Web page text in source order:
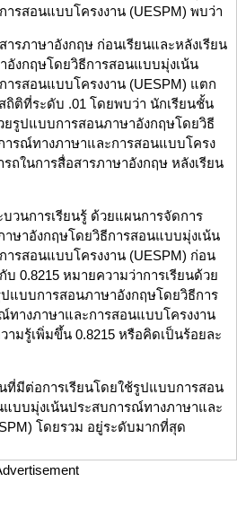
รสอนแบบโครงงาน (UESPM) พบว่า
ารภาษาอังกฤษ ก่อนเรียนและหลังเรียน
งกฤษโดยวิธีการสอนแบบมุ่งเน้น
รสอนแบบโครงงาน (UESPM) แตก
ติที่ระดับ .01 โดยพบว่า นักเรียนชั้น
รูปแบบการสอนภาษาอังกฤษโดยวิธี
ารณ์ทางภาษาและการสอนแบบโครง
ถในการสื่อสารภาษาอังกฤษ หลังเรียน
วนการเรียนรู้ ด้วยแผนการจัดการ
ษาอังกฤษโดยวิธีการสอนแบบมุ่งเน้น
รสอนแบบโครงงาน (UESPM) ก่อน
บ 0.8215 หมายความว่าการเรียนด้วย
แบบการสอนภาษาอังกฤษโดยวิธีการ
ทางภาษาและการสอนแบบโครงงาน
ามรู้เพิ่มขึ้น 0.8215 หรือคิดเป็นร้อยละ
ที่มีต่อการเรียนโดยใช้รูปแบบการสอน
บบมุ่งเน้นประสบการณ์ทางภาษาและ
โดยรวม อยู่ระดับมากที่สุด